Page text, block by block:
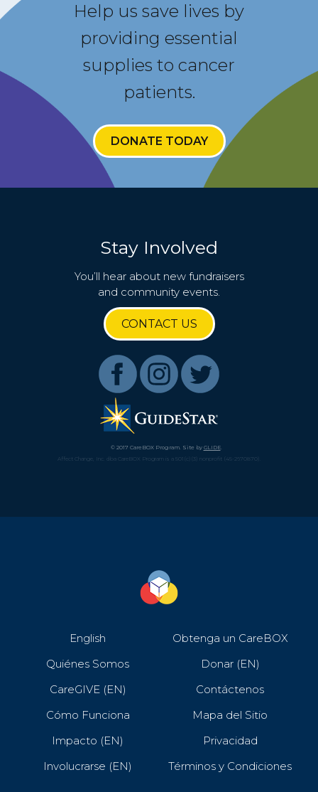
Help us save lives by
providing essential
supplies to cancer
patients.
DONATE TODAY
Stay Involved
You’ll hear about new fundraisers
and community events.
CONTACT US
© 2017 CareBOX Program. Site by GLIDE.
Affect Change, Inc. dba CareBOX Program is a 501(c)(3) nonprofit (45-2670870).
English
Quiénes Somos
CareGIVE (EN)
Cómo Funciona
Impacto (EN)
Involucrarse (EN)
Obtenga un CareBOX
Donar (EN)
Contáctenos
Mapa del Sitio
Privacidad
Términos y Condiciones